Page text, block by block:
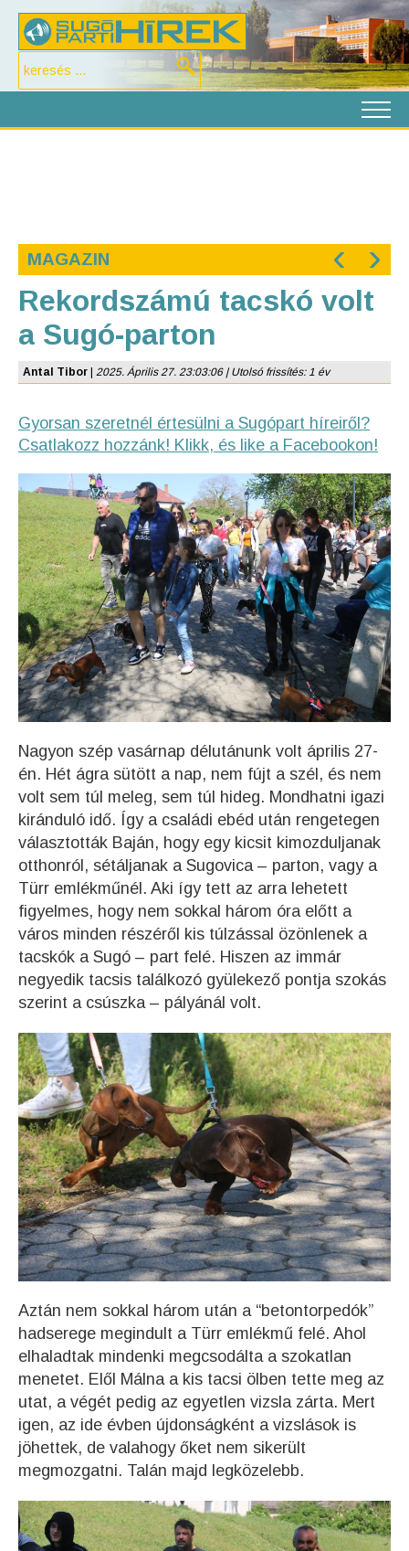
MAGAZIN ‹ ›
Rekordszámú tacskó volt
a Sugó-parton
Antal Tibor 2025. Április 27. 23:03:06 | Utolsó frissítés: 1 év
Gyorsan szeretnél értesülni a Sugópart híreiről?
Csatlakozz hozzánk! Klikk, és like a Facebookon!
Nagyon szép vasárnap délutánunk volt április 27-
én. Hét ágra sütött a nap, nem fújt a szél, és nem
volt sem túl meleg, sem túl hideg. Mondhatni igazi
kiránduló idő. Így a családi ebéd után rengetegen
választották Baján, hogy egy kicsit kimozduljanak
otthonról, sétáljanak a Sugovica – parton, vagy a
Türr emlékműnél. Aki így tett az arra lehetett
figyelmes, hogy nem sokkal három óra előtt a
város minden részéről kis túlzással özönlenek a
tacskók a Sugó – part felé. Hiszen az immár
negyedik tacsis találkozó gyülekező pontja szokás
szerint a csúszka – pályánál volt.
Aztán nem sokkal három után a “betontorpedók”
hadserege megindult a Türr emlékmű felé. Ahol
elhaladtak mindenki megcsodálta a szokatlan
menetet. Elől Málna a kis tacsi ölben tette meg az
utat, a végét pedig az egyetlen vizsla zárta. Mert
igen, az ide évben újdonságként a vizslások is
jöhettek, de valahogy őket nem sikerült
megmozgatni. Talán majd legközelebb.